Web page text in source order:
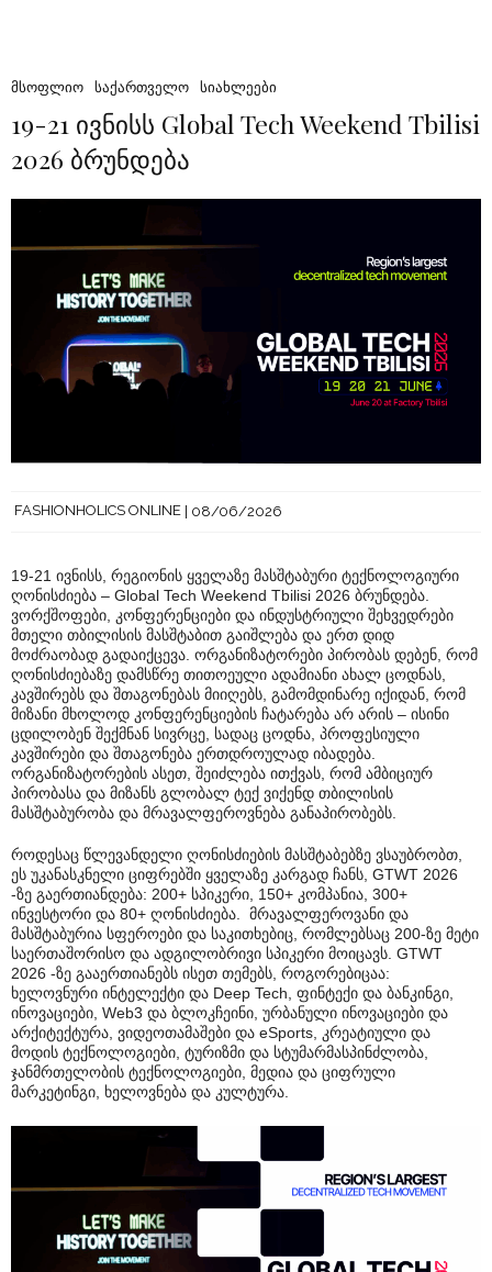
ᲛᲡᲝᲤᲚᲘᲝ ᲡᲐᲥᲐᲠᲗᲕᲔᲚᲝ ᲡᲘᲐᲮᲚᲔᲔᲑᲘ
19-21 ივნისს Global Tech Weekend Tbilisi
2026 ბრუნდება
FASHIONHOLICS ONLINE 08/06/2026
19-21 ივნისს, რეგიონის ყველაზე მასშტაბური ტექნოლოგიური
ღონისძიება – Global Tech Weekend Tbilisi 2026 ბრუნდება.
ვორქშოფები, კონფერენციები და ინდუსტრიული შეხვედრები
მთელი თბილისის მასშტაბით გაიშლება და ერთ დიდ
მოძრაობად გადაიქცევა. ორგანიზატორები პირობას დებენ, რომ
ღონისძიებაზე დამსწრე თითოეული ადამიანი ახალ ცოდნას,
კავშირებს და შთაგონებას მიიღებს, გამომდინარე იქიდან, რომ
მიზანი მხოლოდ კონფერენციების ჩატარება არ არის – ისინი
ცდილობენ შექმნან სივრცე, სადაც ცოდნა, პროფესიული
კავშირები და შთაგონება ერთდროულად იბადება.
ორგანიზატორების ასეთ, შეიძლება ითქვას, რომ ამბიციურ
პირობასა და მიზანს გლობალ ტექ ვიქენდ თბილისის
მასშტაბურობა და მრავალფეროვნება განაპირობებს.
როდესაც წლევანდელი ღონისძიების მასშტაბებზე ვსაუბრობთ,
ეს უკანასკნელი ციფრებში ყველაზე კარგად ჩანს, GTWT 2026
-ზე გაერთიანდება: 200+ სპიკერი, 150+ კომპანია, 300+
ინვესტორი და 80+ ღონისძიება. მრავალფეროვანი და
მასშტაბურია სფეროები და საკითხებიც, რომლებსაც 200-ზე მეტი
საერთაშორისო და ადგილობრივი სპიკერი მოიცავს. GTWT
2026 -ზე გააერთიანებს ისეთ თემებს, როგორებიცაა:
ხელოვნური ინტელექტი და Deep Tech, ფინტექი და ბანკინგი,
ინოვაციები, Web3 და ბლოკჩეინი, ურბანული ინოვაციები და
არქიტექტურა, ვიდეოთამაშები და eSports, კრეატიული და
მოდის ტექნოლოგიები, ტურიზმი და სტუმარმასპინძლობა,
ჯანმრთელობის ტექნოლოგიები, მედია და ციფრული
მარკეტინგი, ხელოვნება და კულტურა.